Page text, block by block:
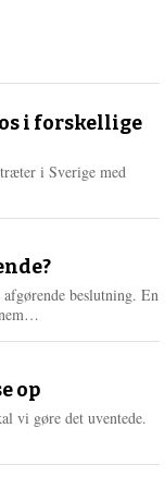
i forskellige
i Sverige med
beslutning. En
e
r
e
op
vi gøre det uventede.